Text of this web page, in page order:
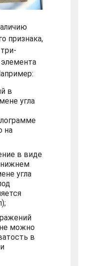
признака,
в
угла
на
в виде
нижнем
угла
можно
в